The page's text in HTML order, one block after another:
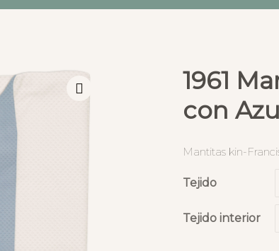
1961
con
Mantitas kin-
Tejido
Tejido interior